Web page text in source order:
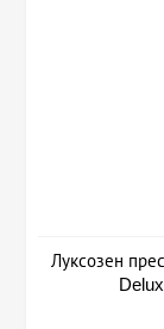
Луксозен